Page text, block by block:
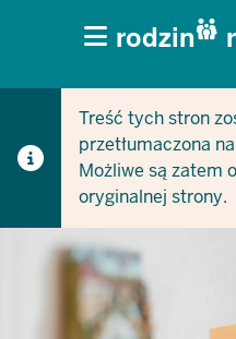
CURRENT SECTION DLA
CURRENT SECTION DLA
HAUPTNAVIGATION
(BÜRGERBEREICH
rodzin
Treść tych stron
przetłumaczona
Możliwe są zatem
oryginalnej strony.